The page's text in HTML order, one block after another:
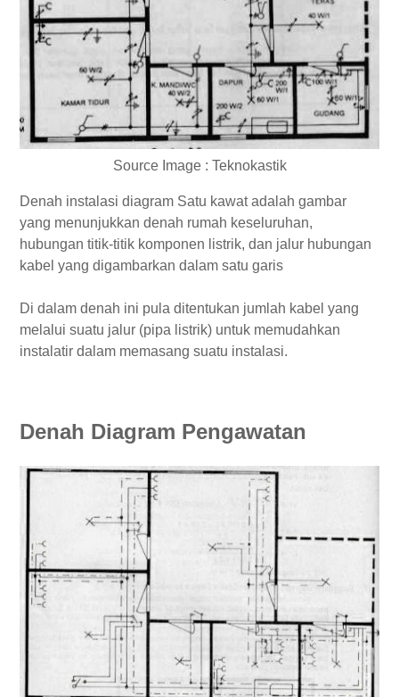
Source Image : Teknokastik
Denah instalasi diagram Satu kawat adalah gambar
yang menunjukkan denah rumah keseluruhan,
hubungan titik-titik komponen listrik, dan jalur hubungan
kabel yang digambarkan dalam satu garis
Di dalam denah ini pula ditentukan jumlah kabel yang
melalui suatu jalur (pipa listrik) untuk memudahkan
instalatir dalam memasang suatu instalasi.
Denah Diagram Pengawatan